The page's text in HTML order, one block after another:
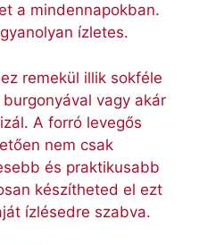
a mindennapokban.
ízletes.
remekül illik sokféle
vagy akár
A forró levegős
nem csak
és praktikusabb
készítheted el ezt
ízlésedre szabva.